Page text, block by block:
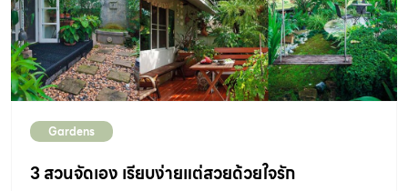
Gardens
3 สวนจัดเอง เรียบง่ายแต่สวยด้วยใจรัก